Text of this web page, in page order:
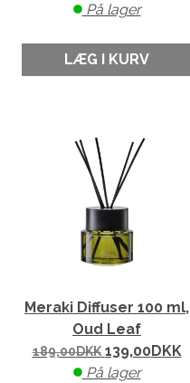
På lager
LÆG I KURV
Meraki Diffuser 100 ml,
Oud Leaf
189,00DKK 139,00DKK
På lager